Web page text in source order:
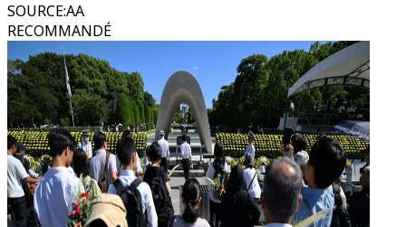
SOURCE:AA
RECOMMANDÉ